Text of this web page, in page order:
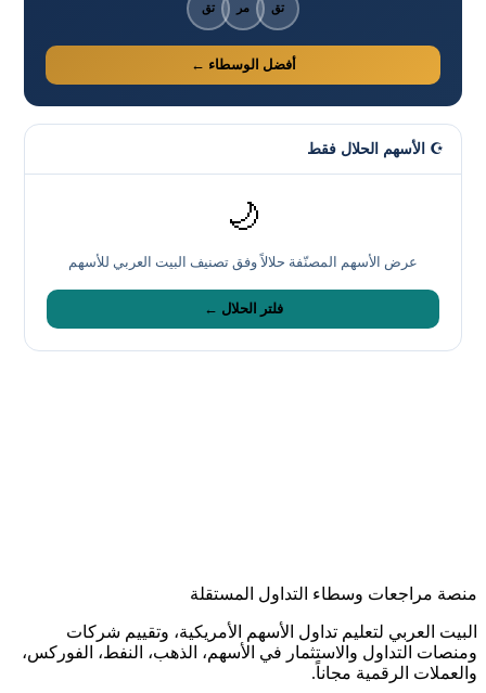
تق مر تق
أفضل الوسطاء ←
☪️ الأسهم الحلال فقط
🌙
عرض الأسهم المصنّفة حلالاً وفق تصنيف البيت العربي للأسهم
فلتر الحلال ←
منصة مراجعات وسطاء التداول المستقلة
البيت العربي لتعليم تداول الأسهم الأمريكية، وتقييم شركات
ومنصات التداول والاستثمار في الأسهم، الذهب، النفط، الفوركس،
والعملات الرقمية مجاناً.